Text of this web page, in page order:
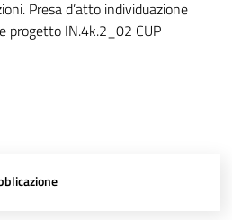
Presa d’atto individuazione
progetto IN.4k.2_02 CUP